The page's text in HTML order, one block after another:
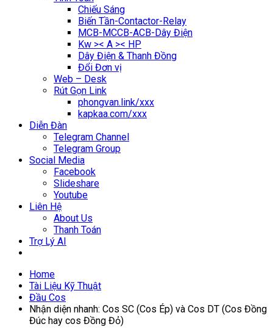
Chiếu Sáng
Biến Tần-Contactor-Relay
MCB-MCCB-ACB-Dây Điện
Kw >< A >< HP
Dây Điện & Thanh Đồng
Đổi Đơn vị
Web – Desk
Rút Gọn Link
phongvan.link/xxx
kapkaa.com/xxx
Diễn Đàn
Telegram Channel
Telegram Group
Social Media
Facebook
Slideshare
Youtube
Liên Hệ
About Us
Thanh Toán
Trợ Lý AI
Home
Tài Liệu Kỹ Thuật
Đầu Cos
Nhận diện nhanh: Cos SC (Cos Ép) và Cos DT (Cos Đồng
Đúc hay cos Đồng Đỏ)